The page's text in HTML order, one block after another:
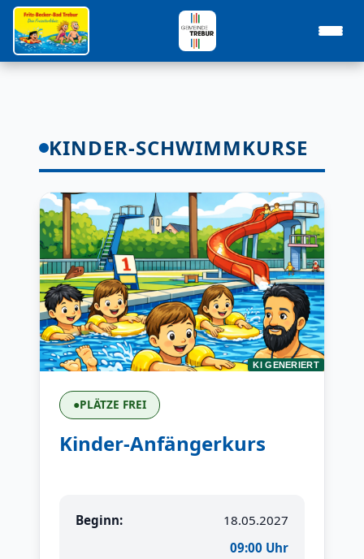
KINDER-SCHWIMMKURSE
KI GENERIERT
●PLÄTZE FREI
Kinder-Anfängerkurs
Beginn:
18.05.2027
09:00 Uhr